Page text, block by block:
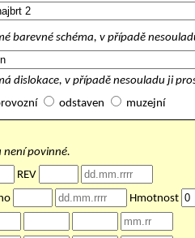
barevné schéma, v případě
dislokace, v případě nesouladu ji
odstaven muzejní
povinné.
REV
Hmotnost